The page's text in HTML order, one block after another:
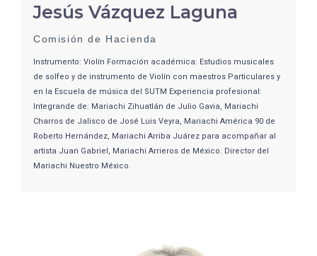
Jesús Vázquez Laguna
Comisión de Hacienda
Instrumento: Violín Formación académica: Estudios musicales
de solfeo y de instrumento de Violín con maestros Particulares y
en la Escuela de música del SUTM Experiencia profesional:
Integrande de: Mariachi Zihuatlán de Julio Gavia, Mariachi
Charros de Jalisco de José Luis Veyra, Mariachi América 90 de
Roberto Hernández, Mariachi Arriba Juárez para acompañar al
artista Juan Gabriel, Mariachi Arrieros de México. Director del
Mariachi Nuestro México.